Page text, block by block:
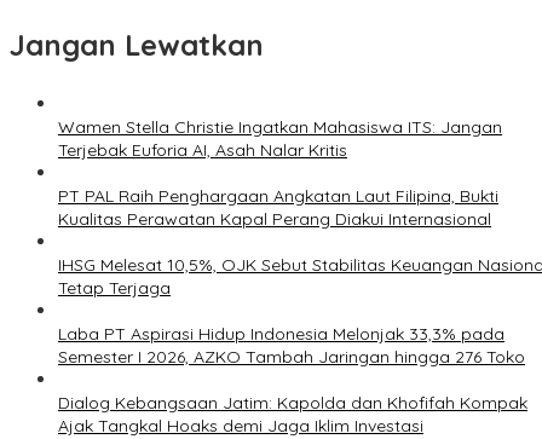
Jangan Lewatkan
Wamen Stella Christie Ingatkan Mahasiswa ITS: Jangan
Terjebak Euforia AI, Asah Nalar Kritis
PT PAL Raih Penghargaan Angkatan Laut Filipina, Bukti
Kualitas Perawatan Kapal Perang Diakui Internasional
IHSG Melesat 10,5%, OJK Sebut Stabilitas Keuangan
Tetap Terjaga
Laba PT Aspirasi Hidup Indonesia Melonjak 33,3% pada
Semester I 2026, AZKO Tambah Jaringan hingga 276 Toko
Dialog Kebangsaan Jatim: Kapolda dan Khofifah Kompak
Ajak Tangkal Hoaks demi Jaga Iklim Investasi